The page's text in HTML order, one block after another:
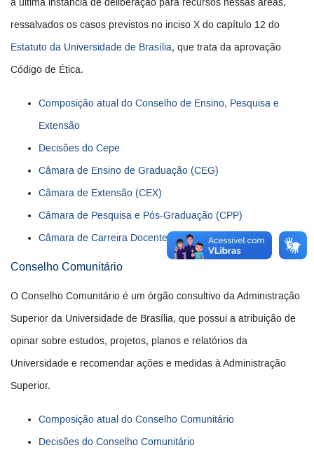
ressalvados os casos previstos no inciso X do capítulo 12 do
Estatuto da Universidade de Brasília, que trata da aprovação
Código de Ética.
Composição atual do Conselho de Ensino, Pesquisa e
Extensão
Decisões do Cepe
Câmara de Ensino de Graduação (CEG)
Câmara de Extensão (CEX)
Câmara de Pesquisa e Pós-Graduação (CPP)
Câmara de Carreira Docente (CCD)
Conselho Comunitário
O Conselho Comunitário é um órgão consultivo da Administração
Superior da Universidade de Brasília, que possui a atribuição de
opinar sobre estudos, projetos, planos e relatórios da
Universidade e recomendar ações e medidas à Administração
Superior.
Composição atual do Conselho Comunitário
Decisões do Conselho Comunitário